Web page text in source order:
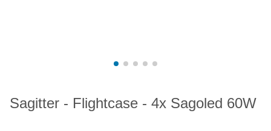
Sagitter - Flightcase - 4x Sagoled 60W